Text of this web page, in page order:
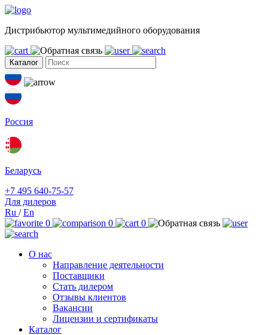
Дистрибьютор мультимедийного оборудования
Каталог
Россия
Беларусь
+7 495 640-75-57
Для дилеров
Ru /En
0
0 0
О нас
Направление деятельности
Поставщики
Стать дилером
Отзывы клиентов
Вакансии
Лицензии и сертификаты
Каталог